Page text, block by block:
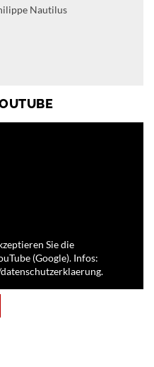
Nautilus
Sie die
(Google). Infos: